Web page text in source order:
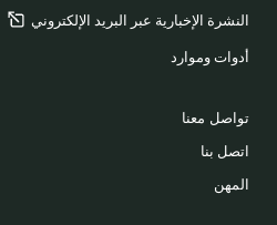
النشرة الإخبارية عبر البريد الإلكتروني
أدوات وموارد
تواصل معنا
اتصل بنا
المهن